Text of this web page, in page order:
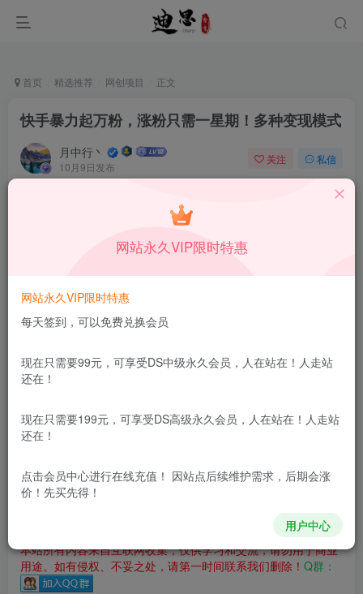
首页 精选推荐 网创项目 正文
快手暴力起万粉，涨粉只需一星期！多种变现模式
月中行丶
10月9日发布
关注 私信
快手暴力起万粉，涨粉只需一星期！多种变现模式
此内容为付费资源，请付费后查看
￥1.99
DS中级会员免费
本站付费资源为网络虚拟产品，由于网络资源具有极快的可复制性，
本站内容分为：登录回复下载，积分下载，RMB下载，积分下
载及登录回复下载，都为免费资源，积分只需签到就可以获
得！
本站所有内容来自互联网收集，仅供学习和交流，请勿用于商业
用途。如有侵权、不妥之处，请第一时间联系我们删除！ Q群：
网站永久VIP限时特惠
网站永久VIP限时特惠
每天签到，可以免费兑换会员
现在只需要99元，可享受DS中级永久会员，人在站在！人走站
还在！
现在只需要199元，可享受DS高级永久会员，人在站在！人走站
还在！
点击会员中心进行在线充值！ 因站点后续维护需求，后期会涨
价！先买先得！
用户中心